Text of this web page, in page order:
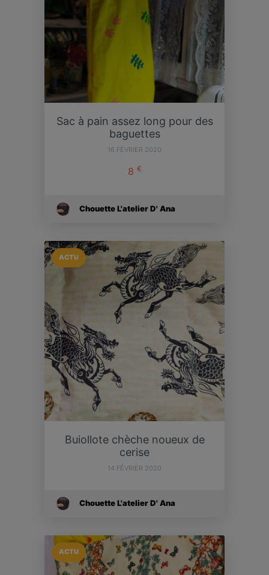
Sac à pain assez long pour des
baguettes
16 FÉVRIER 2020
8 €
Chouette L'atelier D' Ana
ACTU
Buiollote chèche noueux de
cerise
14 FÉVRIER 2020
Chouette L'atelier D' Ana
ACTU